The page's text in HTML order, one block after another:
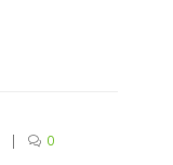
| 0